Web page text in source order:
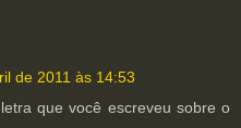
de 2011 às 14:53
que você escreveu sobre o